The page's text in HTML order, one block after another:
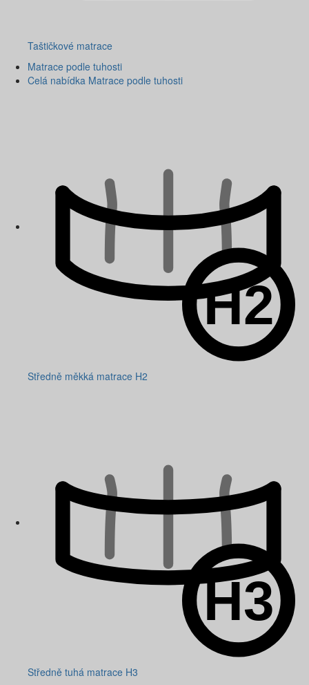
Taštičkové matrace
Matrace podle tuhosti
Celá nabídka Matrace podle tuhosti
Středně měkká matrace H2
Středně tuhá matrace H3